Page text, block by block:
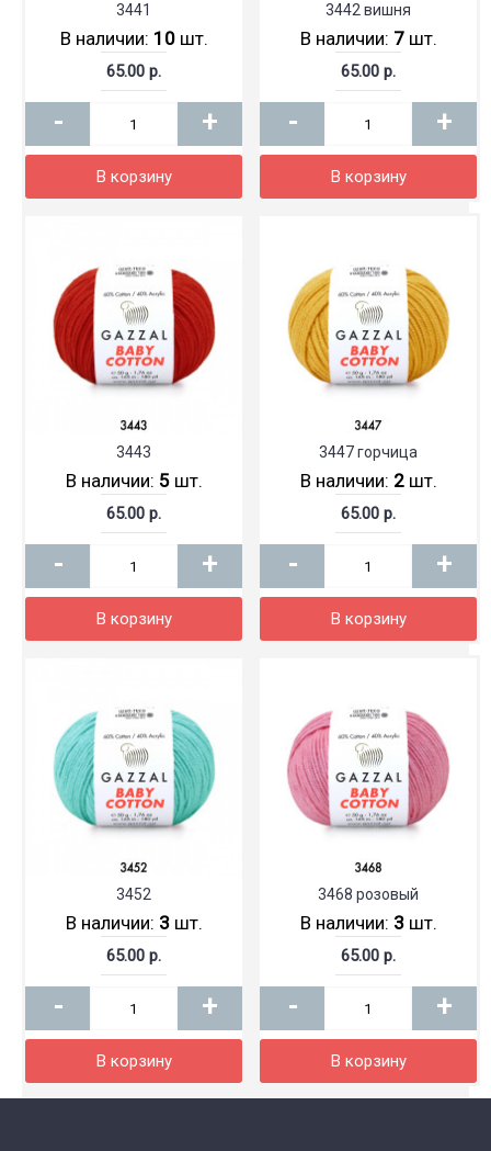
3441
В наличии: 10шт.
65.00 р.
- +
В корзину
3442 вишня
В наличии: 7шт.
65.00 р.
- +
В корзину
3443
В наличии: 5шт.
65.00 р.
- +
В корзину
3447 горчица
В наличии: 2шт.
65.00 р.
- +
В корзину
3452
В наличии: 3шт.
65.00 р.
- +
В корзину
3468 розовый
В наличии: 3шт.
65.00 р.
- +
В корзину